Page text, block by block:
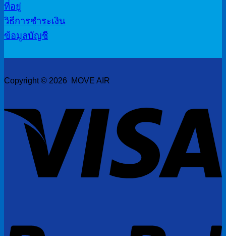
ที่อยู่
วิธีการชำระเงิน
ข้อมูลบัญชี
Copyright © 2026 MOVE AIR